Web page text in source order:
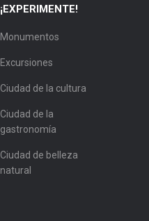
¡EXPERIMENTE!
Monumentos
Excursiones
Ciudad de la cultura
Ciudad de la
gastronomía
Ciudad de belleza
natural